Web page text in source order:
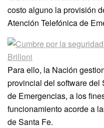
costo alguno la provisión
Atención Telefónica de
Para ello, la Nación
provincial del software del
de Emergencias, a los
funcionamiento acorde a
de Santa Fe.